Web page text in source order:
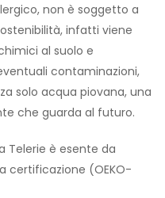
non è soggetto a
infatti viene
al suolo e
contaminazioni,
solo acqua piovana, una
che guarda al futuro.
Telerie è esente da
certificazione (OEKO-